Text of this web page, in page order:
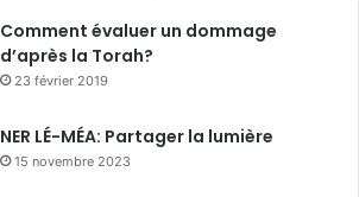
Comment évaluer un dommage
d’après la Torah?
23 février 2019
NER LÉ-MÉA: Partager la lumière
15 novembre 2023